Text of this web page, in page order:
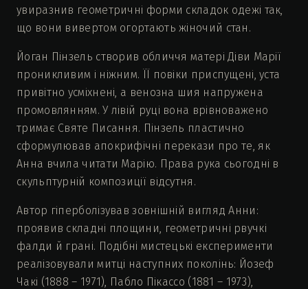
увиразнив геометричні форми складок одежі так,
що вони вивертом огортають жіночий стан.
Йоган Пінзель створив обличчя матері Діви Марії
проникливим і ніжним. ЇЇ повіки приспущені, уста
привітно усміхнені, а венозна шия напружена
промовлянням. У лівій руці вона врівноважено
тримає Святе Писання. Пінзель пластично
сформулював апокрифічні перекази про те, як
Анна вчила читати Марію. Права рука сьогодні в
скульптурній композиції відсутня.
Автор гіперболізував зовнішній вигляд Анни:
проявив складні площини, геометричні рвучкі
фалди й грані. Подібні мистецькі експерименти
реалізовували митці наступних поколінь: Йозеф
Чакі (1888 – 1971), Пабло Пікассо (1881 – 1973),